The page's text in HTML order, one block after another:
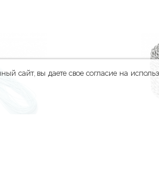
сайт, вы даете свое согласие на